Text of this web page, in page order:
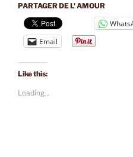
PARTAGER DE L' AMOUR
Email
Like this:
Loading...